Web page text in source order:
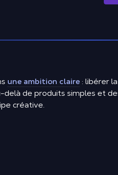
une ambition claire : libérer
de produits simples et
créative.